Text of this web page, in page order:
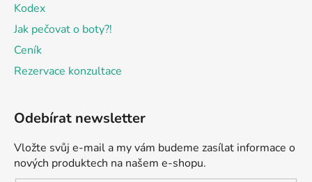
Kodex
Jak pečovat o boty?!
Ceník
Rezervace konzultace
Odebírat newsletter
Vložte svůj e-mail a my vám budeme zasílat informace o
nových produktech na našem e-shopu.